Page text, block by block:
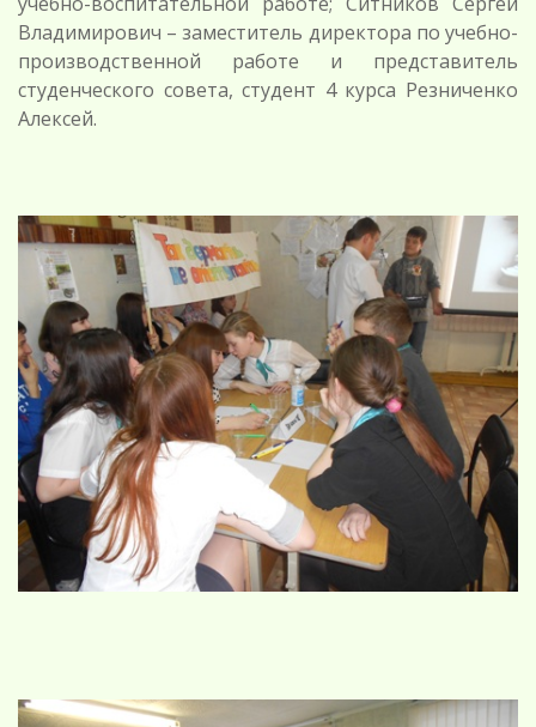
Владимирович – заместитель директора по учебно-
производственной работе и представитель
студенческого совета, студент 4 курса Резниченко
Алексей.